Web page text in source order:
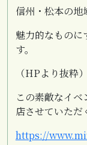
信州・松本の地
魅力的なものに
す。
（HPより抜粋）
この素敵なイ
店させていただ
https://